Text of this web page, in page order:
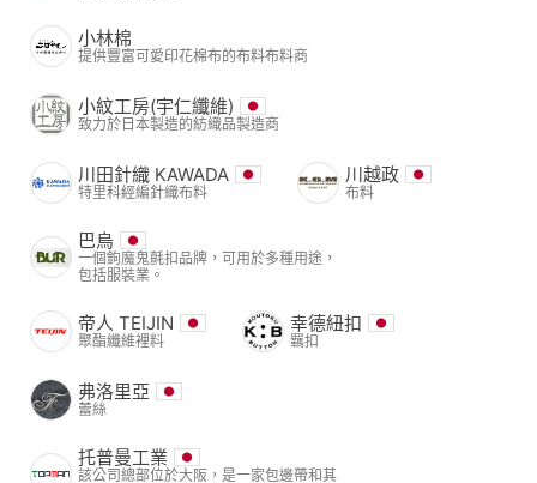
小林棉
提供豐富可愛印花棉布的布料布料商
小紋工房(宇仁纖維)
致力於日本製造的紡織品製造商
川田針織 KAWADA
特里科經編針織布料
川越政
布料
巴烏
一個鉤魔鬼氈扣品牌，可用於多種用途，
包括服裝業。
帝人 TEIJIN
聚酯纖維裡料
幸德紐扣
羈扣
弗洛里亞
蕾絲
托普曼工業
該公司總部位於大阪，是一家包邊帶和其